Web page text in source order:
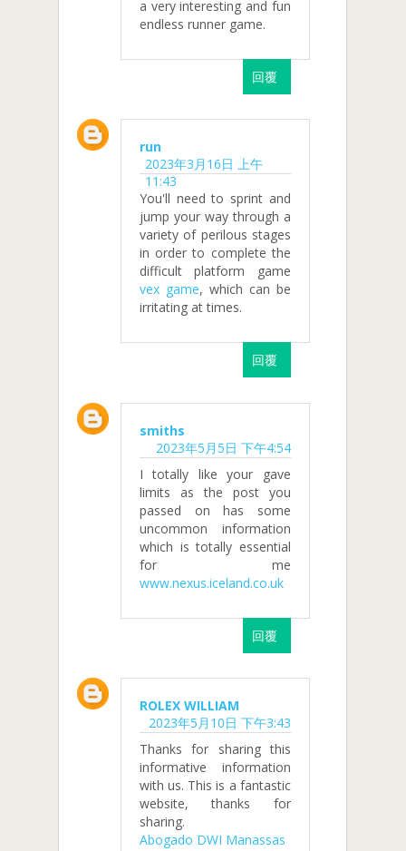
a very interesting and fun
endless runner game.
回覆
run
2023年3月16日 上午
11:43
You'll need to sprint and
jump your way through a
variety of perilous stages
in order to complete the
difficult platform game
vex game, which can be
irritating at times.
回覆
smiths
2023年5月5日 下午4:54
I totally like your gave
limits as the post you
passed on has some
uncommon information
which is totally essential
for me
www.nexus.iceland.co.uk
回覆
ROLEX WILLIAM
2023年5月10日 下午3:43
Thanks for sharing this
informative information
with us. This is a fantastic
website, thanks for
sharing.
Abogado DWI Manassas